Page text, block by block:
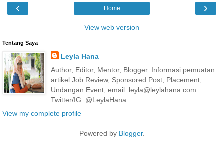
‹ ›
Home
View web version
Tentang Saya
Leyla Hana
Author, Editor, Mentor, Blogger. Informasi pemuatan
artikel Job Review, Sponsored Post, Placement,
Undangan Event, email: leyla@leylahana.com.
Twitter/IG: @LeylaHana
View my complete profile
Powered by Blogger.